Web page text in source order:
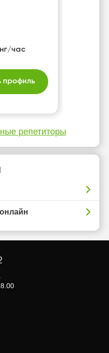
час
профиль
репетиторы